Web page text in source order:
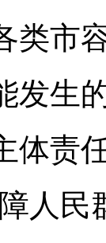
类市
发生
体责
人